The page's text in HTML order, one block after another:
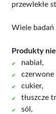
przewlekłe
Wiele badań
Produkty
nabiał,
czerwone
cukier,
tłuszcze
sól,